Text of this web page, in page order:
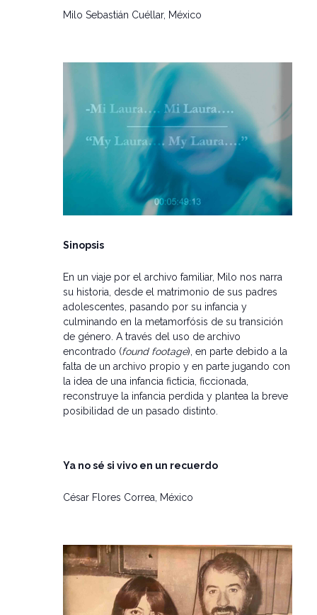
Milo Sebastián Cuéllar, México
Sinopsis
En un viaje por el archivo familiar, Milo nos narra
su historia, desde el matrimonio de sus padres
adolescentes, pasando por su infancia y
culminando en la metamorfósis de su transición
de género. A través del uso de archivo
encontrado (found footage), en parte debido a la
falta de un archivo propio y en parte jugando con
la idea de una infancia ficticia, ficcionada,
reconstruye la infancia perdida y plantea la breve
posibilidad de un pasado distinto.
Ya no sé si vivo en un recuerdo
César Flores Correa, México